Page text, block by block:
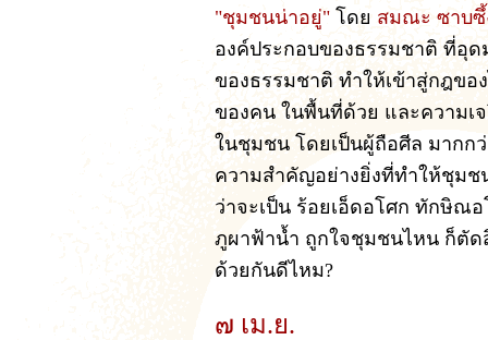
"ชุมชนน่าอยู่" โดย สมณะ ซาบซึ้
องค์ประกอบของธรรมชาติ ที่อุ
ของธรรมชาติ ทำให้เข้าสู่กฎขอ
ของคน ในพื้นที่ด้วย และความเ
ในชุมชน โดยเป็นผู้ถือศีล มากก
ความสำคัญอย่างยิ่งที่ทำให้ชุม
ว่าจะเป็น ร้อยเอ็ดอโศก ทักษิณ
ภูผาฟ้าน้ำ ถูกใจชุมชนไหน ก็ตั
ด้วยกันดีไหม?
๗ เม.ย.